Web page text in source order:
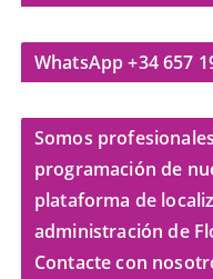
WhatsApp +34 657
Somos
programación de
plataforma de
administración de
Contacte con